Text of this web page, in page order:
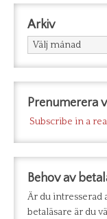
Arkiv
Arkiv
Prenumerera
Subscribe in a
Behov av
Är du intresserad
betaläsare är du